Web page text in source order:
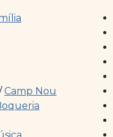
Camp Nou